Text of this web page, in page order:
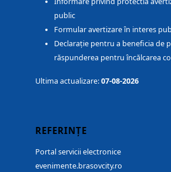
public
Formular avertizare în interes
Declarație pentru a beneficia de
răspunderea pentru încălcarea
Ultima actualizare:07-08-2026
REFERINȚE
Portal servicii electronice
evenimente.brasovcity.ro